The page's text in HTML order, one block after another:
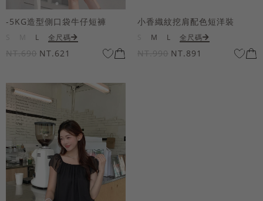
-5KG造型側口袋牛仔短褲
L 全尺碼
NT.690 NT.621
小香織紋挖肩配色短洋裝
M L 全尺碼
NT.990 NT.891